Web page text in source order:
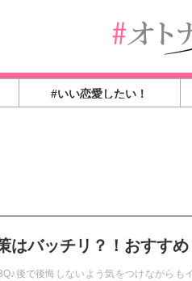
#いい恋愛したい！
はバッチリ？！おすす
後で後悔しないよう気をつけながらも